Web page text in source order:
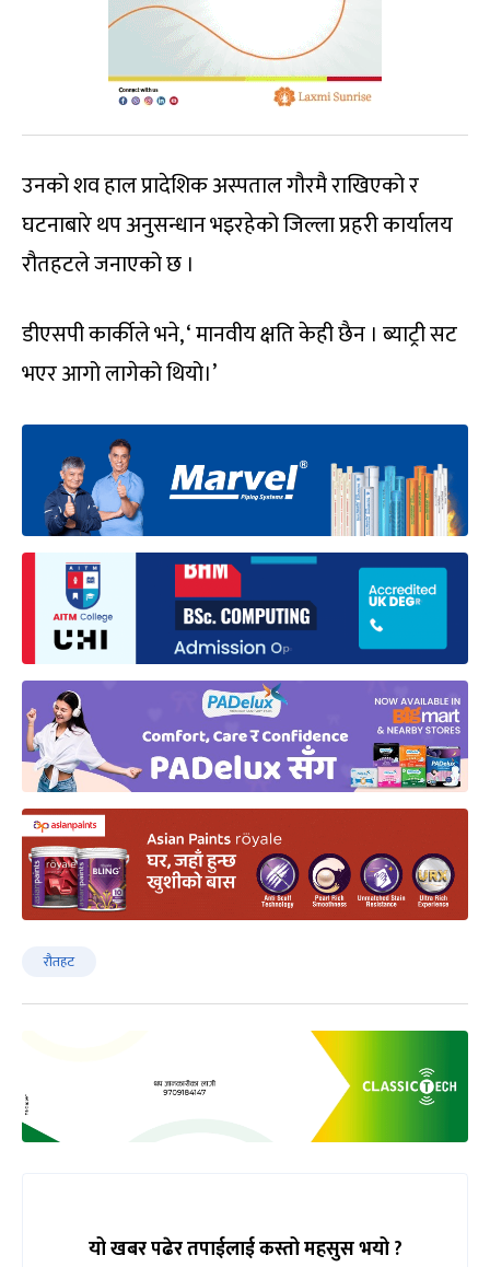
उनको शव हाल प्रादेशिक अस्पताल गौरमै राखिएको र
घटनाबारे थप अनुसन्धान भइरहेको जिल्ला प्रहरी कार्यालय
रौतहटले जनाएको छ ।
डीएसपी कार्कीले भने, ‘ मानवीय क्षति केही छैन । ब्याट्री सट
भएर आगो लागेको थियो।’
रौतहट
यो खबर पढेर तपाईलाई कस्तो महसुस भयो ?